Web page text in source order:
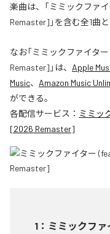
楽曲は、「ミミックファ
Remaster]」を含む全1曲
なお「ミミックファイタ
Remaster] 」は、 Apple
Music、 Amazon Music
ができる。
各配信サービス： ミミッ
[2026 Remaster]
1 ： ミミックフ